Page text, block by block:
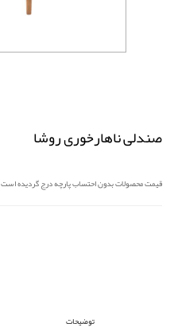
صندلی ناهارخوری روشا
قیمت محصولات بدون احتساب پارچه درج گردیده است
توضیحات